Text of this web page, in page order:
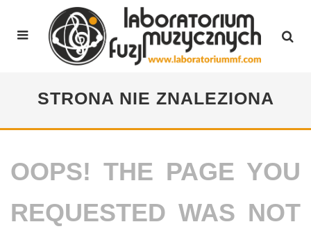
STRONA NIE ZNALEZIONA
OOPS! THE PAGE YOU
REQUESTED WAS NOT